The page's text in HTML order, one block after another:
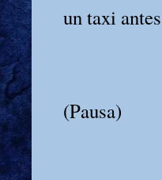
un taxi
(Pausa)